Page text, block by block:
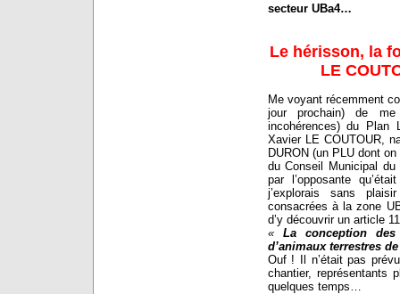
secteur UBa4…
Le hérisson, la
LE
Me voyant récemment
jour prochain) de
incohérences) du Plan
Xavier LE COUTOUR,
DURON (un PLU dont
du Conseil Municipal
par l’opposante
j’explorais sans
consacrées à la zone
d’y découvrir un article
« La conception
d’animaux terrestres
Ouf ! Il n’était pas
chantier, représentants
quelques temps…